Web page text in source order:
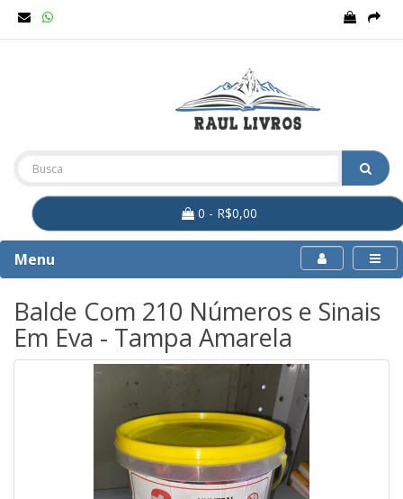
0 - R$0,00
Menu
Balde Com 210 Números e Sinais
Em Eva - Tampa Amarela